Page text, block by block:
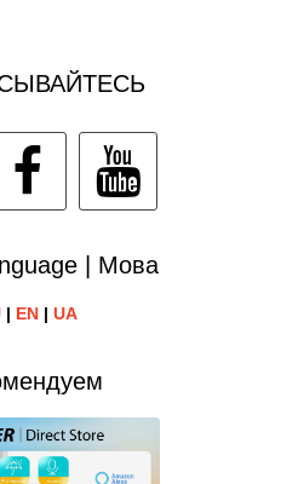
| Мова
| EN| UA